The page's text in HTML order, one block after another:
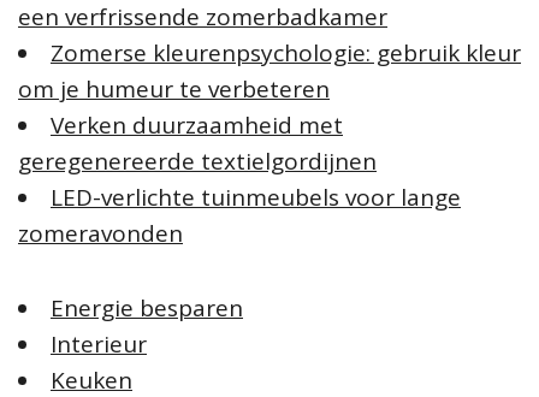
een verfrissende zomerbadkamer
Zomerse kleurenpsychologie: gebruik kleur
om je humeur te verbeteren
Verken duurzaamheid met
geregenereerde textielgordijnen
LED-verlichte tuinmeubels voor lange
zomeravonden
Energie besparen
Interieur
Keuken